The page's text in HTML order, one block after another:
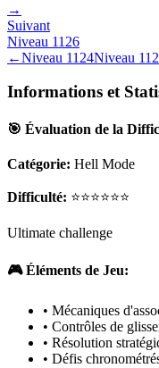
→
Suivant
Niveau 1126
←Niveau 1124Niveau
Informations et
🎯 Évaluation de la
Catégorie: Hell Mode
Difficulté: ⭐⭐⭐⭐⭐⭐
Ultimate challenge
🎮 Éléments de Jeu:
• Mécaniques
• Contrôles de
• Résolution
• Défis